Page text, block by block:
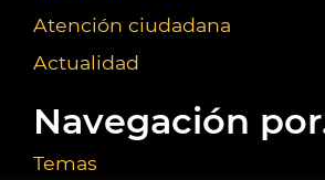
Atención ciudadana
Actualidad
Navegación
Temas